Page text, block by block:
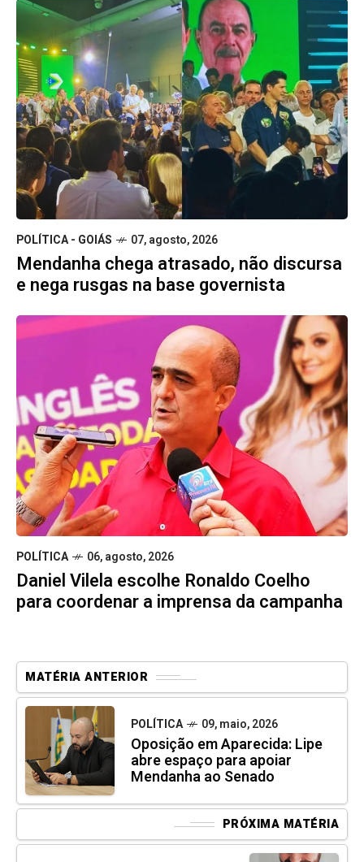
POLÍTICA - GOIÁS 07, agosto, 2026
Mendanha chega atrasado, não discursa
e nega rusgas na base governista
POLÍTICA 06, agosto, 2026
Daniel Vilela escolhe Ronaldo Coelho
para coordenar a imprensa da campanha
MATÉRIA ANTERIOR
POLÍTICA 09, maio, 2026
Oposição em Aparecida: Lipe
abre espaço para apoiar
Mendanha ao Senado
PRÓXIMA MATÉRIA